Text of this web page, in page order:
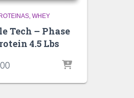
WHEY
Tech – Phase
4.5 Lbs